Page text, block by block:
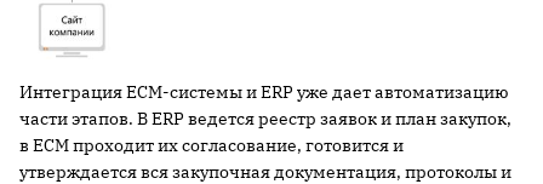
Интеграция ECM-системы и ERP уже дает автоматизацию
части этапов. В ERP ведется реестр заявок и план закупок,
в ECM проходит их согласование, готовится и
утверждается вся закупочная документация, протоколы и